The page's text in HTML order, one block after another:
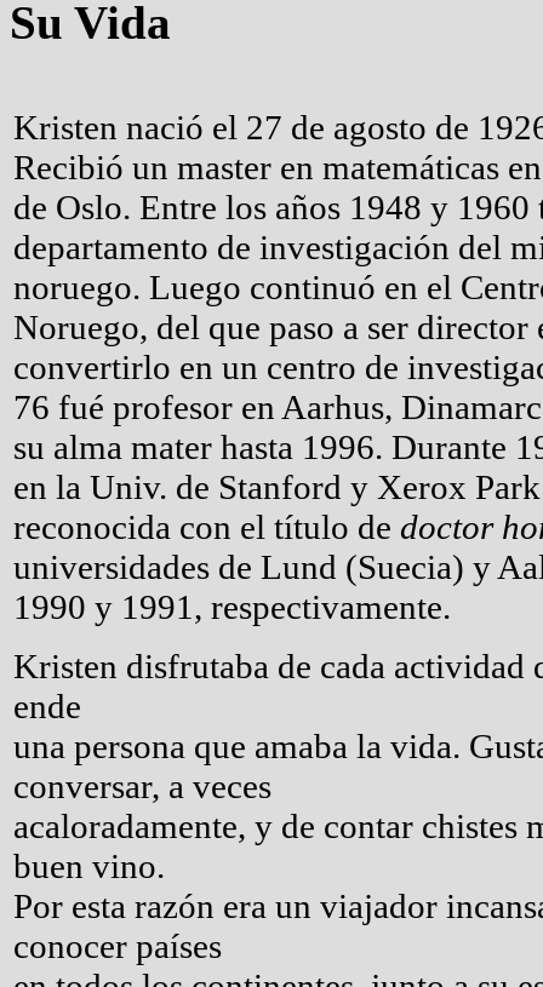
Su Vida
Kristen nació el 27 de agosto de
Recibió un master en matemáticas
de Oslo. Entre los años 1948 y 1960
departamento de investigación del
noruego. Luego continuó en el
Noruego, del que paso a ser director
convertirlo en un centro de
76 fué profesor en Aarhus,
su alma mater hasta 1996. Durante
en la Univ. de Stanford y Xerox
reconocida con el título de doctor
universidades de Lund (Suecia) y
1990 y 1991, respectivamente.
Kristen disfrutaba de cada actividad
ende
una persona que amaba la vida.
conversar, a veces
acaloradamente, y de contar chistes
buen vino.
Por esta razón era un viajador
conocer países